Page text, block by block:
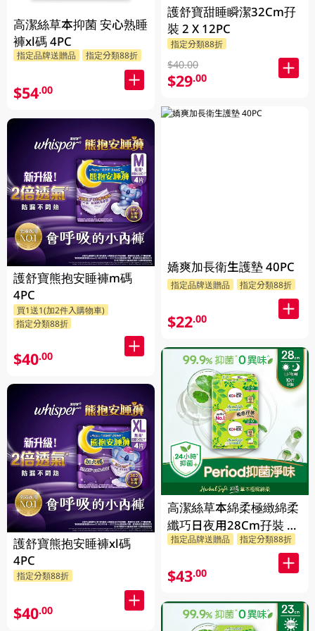
高潔絲草本抑菌 安心熟睡
褲xl碼 4PC
指定品牌送贈品 指定分類88折
$54.00
護舒寶熊抱安睡褲m碼
4PC
買1送1(加2件入購物車)
指定分類88折
$40.00
護舒寶熊抱安睡褲xl碼
4PC
指定分類88折
$40.00
護舒寶甜睡瞬潔32Cm孖
裝 2 X 12PC
指定分類88折
$40.00
$29.00
嬌爽加長衛生護墊 40PC
指定品牌送贈品 指定分類88折
$22.00
高潔絲草本綿柔極緻綿柔
纖巧日夜用28Cm孖裝 2
X 10PC
指定品牌送贈品 指定分類88折
$43.00